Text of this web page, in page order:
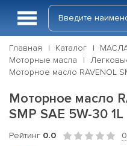
Главная Каталог
Моторные масла
Моторное масло RAVENOL
Моторное масло
SMP SAE 5W-30 1L
Рейтинг 0.0